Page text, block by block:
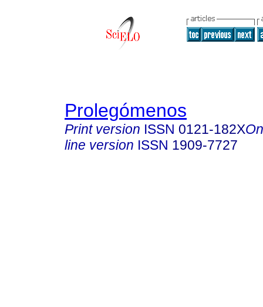
Prolegómenos
Print version ISSN 0121-182X
line version ISSN 1909-7727